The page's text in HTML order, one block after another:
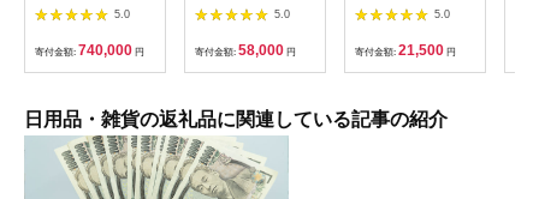
11334 シングル 日本
ベッド シルキーポケ
ットレギュラー シン
グル 通気性 ロングセ
ラー 放湿性 ※沖縄
5.0
寄付金額: 740,000 円
者用 スマホ撮影 (カラ
ー：オレンジ）
【1835-2】
5.0
寄付金額: 58,000 円
ッシュペーパー 20箱
＆ トイレットロール
(ダブル) 48個 福祉施
設支援 日用品 常備品
備蓄品 box ちり紙 テ
ィッシュ パルプ
100％ 無香料 1箱
5.0
寄付金額: 21,500 円
日用品・雑貨の返礼品に関連している記事の紹介